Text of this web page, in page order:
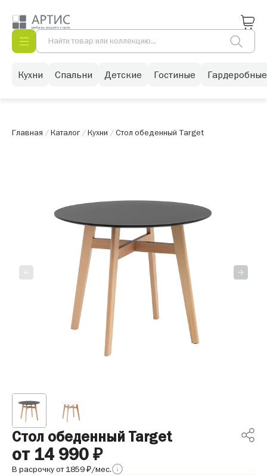
Кухни Спальни Детские Гостиные Гардеробные
Главная /Каталог/Кухни /Стол обеденный Target
Стол обеденный Target
от 14 990 ₽
В расрочку от 1859₽/мес.